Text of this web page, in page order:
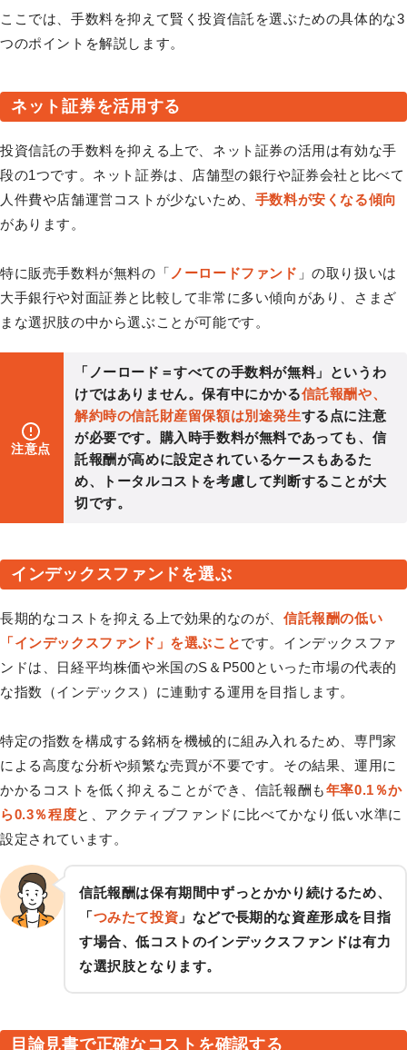
ここでは、手数料を抑えて賢く投資信託を選ぶための具体的な3
つのポイントを解説します。
ネット証券を活用する
投資信託の手数料を抑える上で、ネット証券の活用は有効な手
段の1つです。ネット証券は、店舗型の銀行や証券会社と比べて
人件費や店舗運営コストが少ないため、 手数料が安くなる傾向
があります。
特に販売手数料が無料の「ノーロードファンド 」の取り扱いは
大手銀行や対面証券と比較して非常に多い傾向があり、さまざ
まな選択肢の中から選ぶことが可能です。
注意点
「ノーロード＝すべての手数料が無料」というわ
けではありません。保有中にかかる信託報酬や、
解約時の信託財産留保額は別途発生する点に注意
が必要です。購入時手数料が無料であっても、信
託報酬が高めに設定されているケースもあるた
め、トータルコストを考慮して判断することが大
切です。
インデックスファンドを選ぶ
長期的なコストを抑える上で効果的なのが、信託報酬の低い
「インデックスファンド」を選ぶことです。インデックスファ
ンドは、日経平均株価や米国のS＆P500といった市場の代表的
な指数（インデックス）に連動する運用を目指します。
特定の指数を構成する銘柄を機械的に組み入れるため、専門家
による高度な分析や頻繁な売買が不要です。その結果、運用に
かかるコストを低く抑えることができ、信託報酬も年率0.1％か
ら0.3％程度と、アクティブファンドに比べてかなり低い水準に
設定されています。
信託報酬は保有期間中ずっとかかり続けるため、
「つみたて投資 」などで長期的な資産形成を目指
す場合、低コストのインデックスファンドは有力
な選択肢となります。
目論見書で正確なコストを確認する